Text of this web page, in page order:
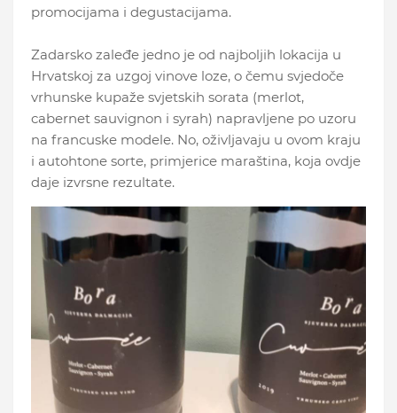
promocijama i degustacijama.
Zadarsko zaleđe jedno je od najboljih lokacija u
Hrvatskoj za uzgoj vinove loze, o čemu svjedoče
vrhunske kupaže svjetskih sorata (merlot,
cabernet sauvignon i syrah) napravljene po uzoru
na francuske modele. No, oživljavaju u ovom kraju
i autohtone sorte, primjerice maraština, koja ovdje
daje izvrsne rezultate.